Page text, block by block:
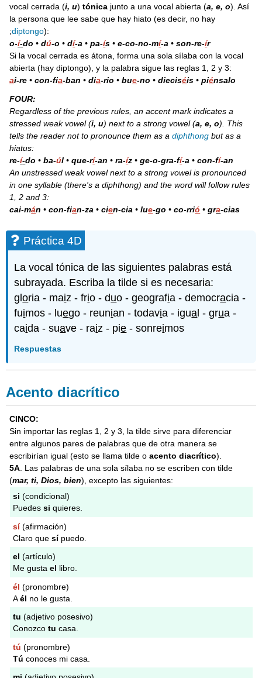
vocal cerrada (i, u)tónica junto a una vocal abierta (a, e, o). Así
la persona que lee sabe que hay hiato (es decir, no hay
;diptongo):
o-í-do• dú-o• dí-a• pa-ís• e-co-no-mí-a• son-re-ír
Si la vocal cerrada es átona, forma una sola sílaba con la vocal
abierta (hay diptongo), y la palabra sigue las reglas 1, 2 y 3:
ai-re• con-fia-ban• dia-rio• bue-no• dieciséis• piénsalo
FOUR:
Regardless of the previous rules, an accent mark indicates a
stressed weak vowel (i, u) next to a strong vowel (a, e, o). This
tells the reader not to pronounce them as adiphthong but as a
hiatus:
re-í-do• ba-úl• que-rí-an• ra-íz• ge-o-gra-fí-a• con-fí-an
An unstressed weak vowel next to a strong vowel is pronounced
in one syllable (there's a diphthong) and the word will follow rules
1, 2 and 3:
cai-mán• con-fian-za• cien-cia• lue-go• co-rrió • gra-cias
Práctica 4D
La vocal tónica de las siguientes palabras está
subrayada. Escriba la tilde si es necesaria:
gloria - maiz - frio - duo - geografia - democracia -
fuimos - luego - reunian - todavia - igual - grua -
caida - suave - raiz - pie - sonreimos
Respuestas
Acento diacrítico
CINCO:
Sin importar las reglas 1, 2 y 3, la tilde sirve para diferenciar
entre algunos pares de palabras que de otra manera se
escribirían igual (esto se llama tilde oacento diacrítico).
5A. Las palabras de una sola sílaba no se escriben con tilde
(mar, ti, Dios, bien), excepto las siguientes:
si (condicional)
Puedessi quieres.
sí(afirmación)
Claro quesípuedo.
el (artículo)
Me gustael libro.
él (pronombre)
Aél no le gusta.
tu (adjetivo posesivo)
Conozcotu casa.
tú (pronombre)
Tú conoces mi casa.